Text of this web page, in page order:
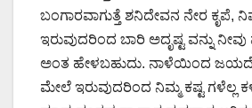
ಬಂಗಾರವಾಗುತ್ತೆ ಶನಿದೇವನ ನೇರ ಕೃಪೆ,
ಇರುವುದರಿಂದ ಬಾರಿ ಅದೃಷ್ಟ ವನ್ನು ನೀವು
ಅಂತ ಹೇಳಬಹುದು. ನಾಳೆಯಿಂದ
ಮೇಲೆ ಇರುವುದರಿಂದ ನಿಮ್ಮ ಕಷ್ಟ ಗಳೆಲ್ಲ